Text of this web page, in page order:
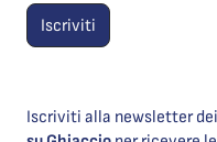
Iscriviti alla newsletter dei